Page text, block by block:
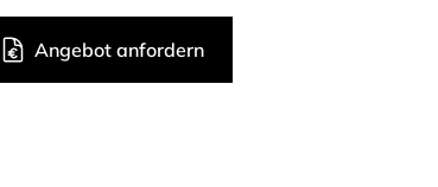
Angebot anfordern